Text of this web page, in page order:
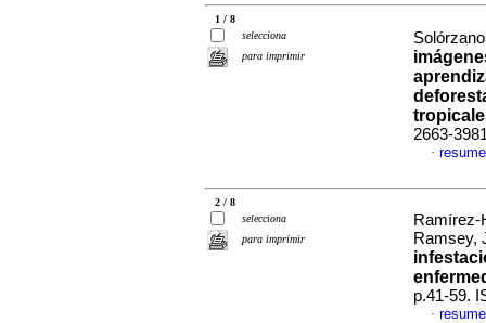
1 / 8
selecciona
para imprimir
2663-
·
2 / 8
selecciona
para imprimir
Ramírez-
Ramsey,
p.41-59.
·